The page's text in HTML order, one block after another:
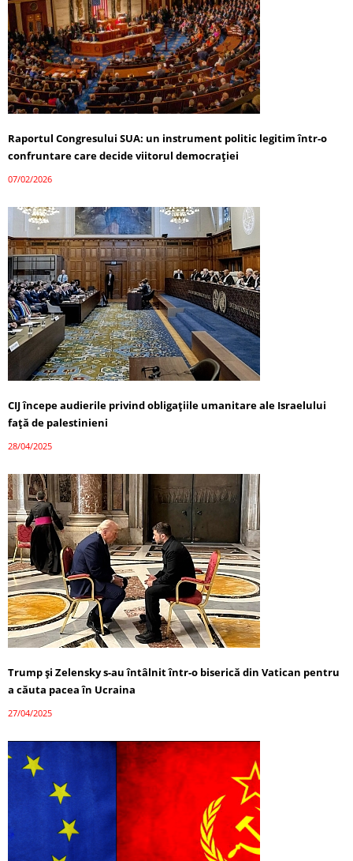
Raportul Congresului SUA: un instrument politic legitim într-o
confruntare care decide viitorul democrației
07/02/2026
CIJ începe audierile privind obligațiile umanitare ale Israelului
față de palestinieni
28/04/2025
Trump și Zelensky s-au întâlnit într-o biserică din Vatican pentru
a căuta pacea în Ucraina
27/04/2025